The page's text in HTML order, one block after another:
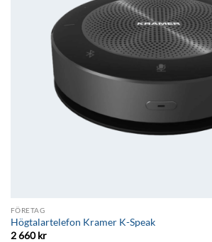
FÖRETAG
Högtalartelefon Kramer K-Speak
2 660kr